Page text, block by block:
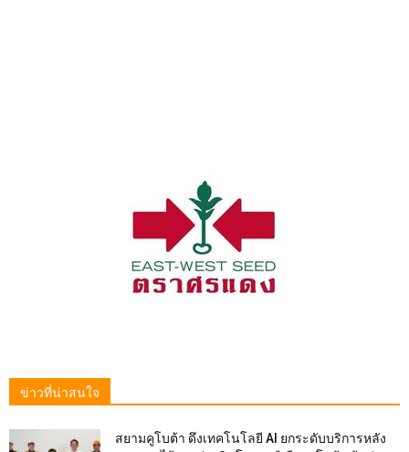
ข่าวที่น่าสนใจ
สยามคูโบต้า ดึงเทคโนโลยี AI ยกระดับบริการหลัง